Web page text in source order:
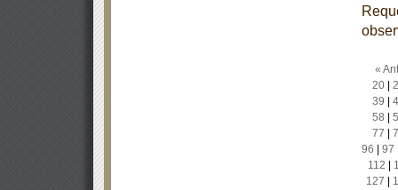
«
20|
39
58
77
96
97
112
127